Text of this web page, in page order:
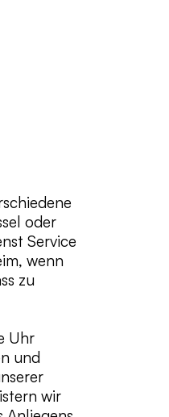
oder
Service
wenn
zu
Uhr
und
wir